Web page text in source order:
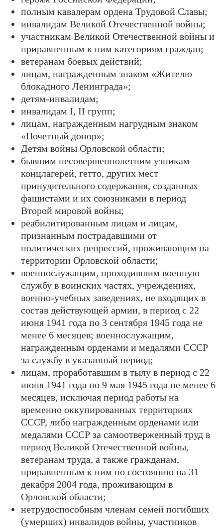
полным кавалерам ордена Трудовой Славы;
инвалидам Великой Отечественной войны;
участникам Великой Отечественной войны и
приравненным к ним категориям граждан;
ветеранам боевых действий;
лицам, награжденным знаком «Жителю
блокадного Ленинграда»;
детям-инвалидам;
инвалидам I, II групп;
лицам, награжденным нагрудным знаком
«Почетный донор»;
Детям войны Орловской области;
бывшим несовершеннолетним узникам
концлагерей, гетто, других мест
принудительного содержания, созданных
фашистами и их союзниками в период
Второй мировой войны;
реабилитированным лицам и лицам,
признанным пострадавшими от
политических репрессий, проживающим на
территории Орловской области;
военнослужащим, проходившим военную
службу в воинских частях, учреждениях,
военно-учебных заведениях, не входящих в
состав действующей армии, в период с 22
июня 1941 года по 3 сентября 1945 года не
менее 6 месяцев; военнослужащим,
награжденным орденами и медалями СССР
за службу в указанный период;
лицам, проработавшим в тылу в период с 22
июня 1941 года по 9 мая 1945 года не менее 6
месяцев, исключая период работы на
временно оккупированных территориях
СССР, либо награжденным орденами или
медалями СССР за самоотверженный труд в
период Великой Отечественной войны,
ветеранам труда, а также гражданам,
приравненным к ним по состоянию на 31
декабря 2004 года, проживающим в
Орловской области;
нетрудоспособным членам семей погибших
(умерших) инвалидов войны, участников